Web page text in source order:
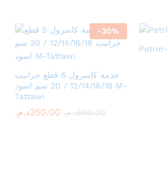
-30%
خدمة كاسرول 5 قطع جرانيت
12/14/16/18 / 20 سم اسود M-
Tattawi
350.00د.م. 500.00د.م.